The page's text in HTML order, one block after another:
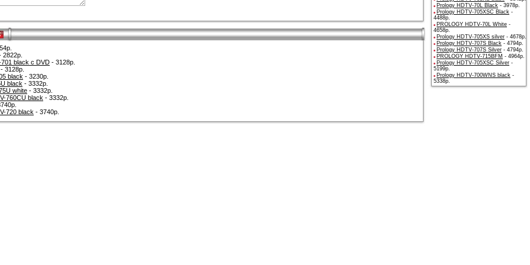
2822р.
black с DVD - 3128р.
- 3128р.
black - 3230р.
black - 3332р.
white - 3332р.
760CU black - 3332р.
720 black - 3740р.
Prology HDTV-70L Black - 3978р.
Prology HDTV-705XSC Black -
4488р.
PROLOGY HDTV-70L White -
4658р.
Prology HDTV-705XS silver - 4678р.
Prology HDTV-707S Black - 4794р.
Prology HDTV-707S Silver - 4794р.
PROLOGY HDTV-715BFM - 4964р.
Prology HDTV-705XSC Silver -
5199р.
Prology HDTV-700WNS black -
5338р.